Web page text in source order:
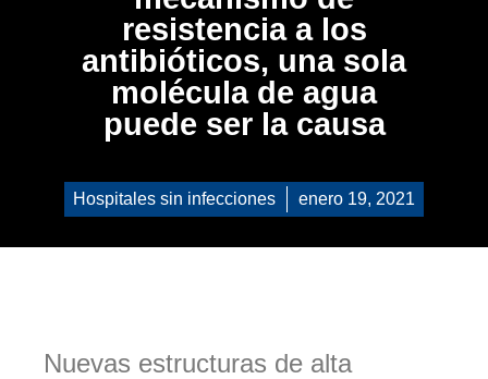
resistencia a los
antibióticos, una sola
molécula de agua
puede ser la causa
Hospitales sin infecciones enero 19, 2021
Nuevas estructuras de alta